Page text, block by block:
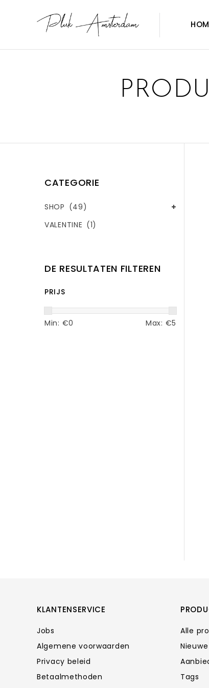
CATEGORIE
SHOP (49)
VALENTINE (1)
DE RESULTATEN FILTEREN
PRIJS
Min: €0 Max: €5
KLANTENSERVICE
Jobs
Algemene voorwaarden
Privacy beleid
Betaalmethoden
Alle
Tags